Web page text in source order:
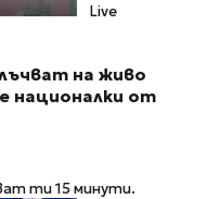
Live
на живо
националки от
ти 15 минути.